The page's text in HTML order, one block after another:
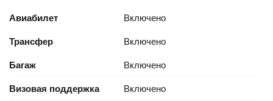
Авиабилет Включено
Трансфер Включено
Багаж Включено
Визовая поддержка Включено